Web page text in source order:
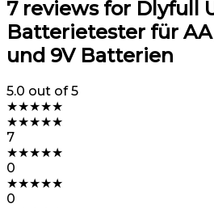
7 reviews for Dlyfull
Batterietester für
und 9V Batterien
5.0 out of 5
★★★★★
★★★★★
7
★★★★★
0
★★★★★
0